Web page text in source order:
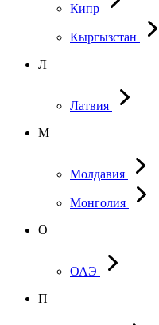
Кипр
Кыргызстан
Л
Латвия
М
Молдавия
Монголия
О
ОАЭ
П